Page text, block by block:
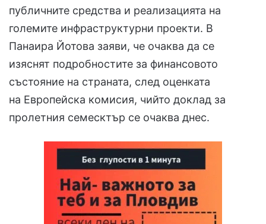
публичните средства и реализацията на
големите инфраструктурни проекти. В
Панаира Йотова заяви, че очаква да се
изяснят подробностите за финансовото
състояние на страната, след оценката
на Европейска комисия, чийто доклад за
пролетния семесктър се очаква днес.